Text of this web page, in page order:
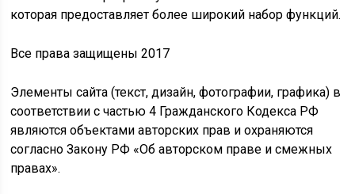
которая предоставляет более широкий набор функций.
Все права защищены 2017
Элементы сайта (текст, дизайн, фотографии, графика) в
соответствии с частью 4 Гражданского Кодекса РФ
являются объектами авторских прав и охраняются
согласно Закону РФ «Об авторском праве и смежных
правах».